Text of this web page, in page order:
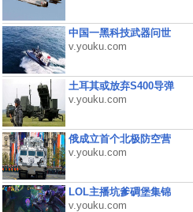
中国一黑科技武器问世
v.youku.com
土耳其或放弃S400导弹
v.youku.com
俄成立首个北极防空营
v.youku.com
LOL主播坑爹碉堡集锦
v.youku.com